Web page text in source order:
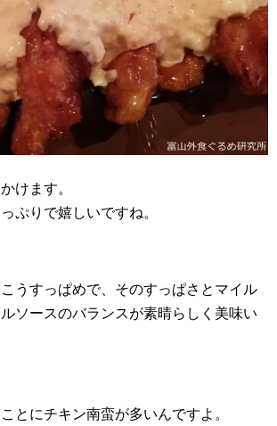
けます。
ぷりで嬉しいですね。
うすっぱめで、そのすっぱさとマイル
ソースのバランスが素晴らしく美味い
とにチキン南蛮が多いんですよ。